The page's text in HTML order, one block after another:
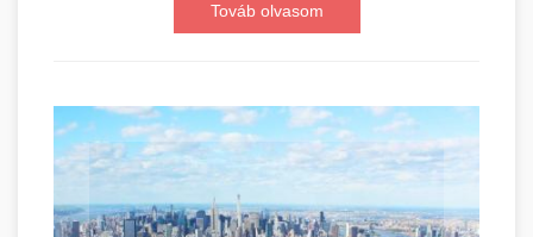
Továb olvasom